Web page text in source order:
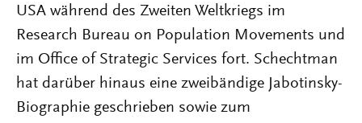
USA während des Zweiten Weltkriegs im
Research Bureau on Population Movements und
im Office of Strategic Services fort. Schechtman
hat darüber hinaus eine zweibändige Jabotinsky-
Biographie geschrieben sowie zum